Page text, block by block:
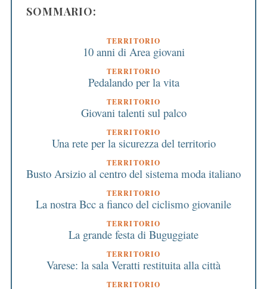
SOMMARIO:
TERRITORIO
10 anni di Area giovani
TERRITORIO
Pedalando per la vita
TERRITORIO
Giovani talenti sul palco
TERRITORIO
Una rete per la sicurezza del territorio
TERRITORIO
Busto Arsizio al centro del sistema moda italiano
TERRITORIO
La nostra Bcc a fianco del ciclismo giovanile
TERRITORIO
La grande festa di Buguggiate
TERRITORIO
Varese: la sala Veratti restituita alla città
TERRITORIO